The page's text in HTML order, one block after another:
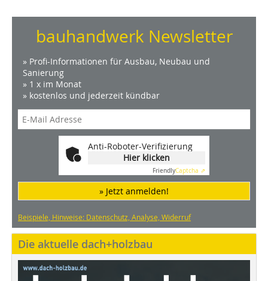
bauhandwerk Newsletter
» Profi-Informationen für Ausbau, Neubau und
Sanierung
» 1 x im Monat
» kostenlos und jederzeit kündbar
Anti-Roboter-Verifizierung
Hier klicken
FriendlyCaptcha ⇗
» Jetzt anmelden!
Beispiele, Hinweise: Datenschutz, Analyse, Widerruf
Die aktuelle dach+holzbau